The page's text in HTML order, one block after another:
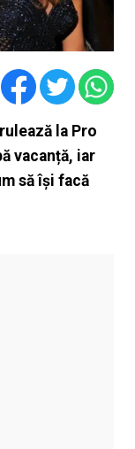
la Pro
vacanță, iar
să își facă